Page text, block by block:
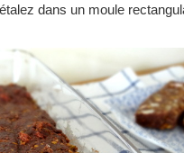
dans un moule